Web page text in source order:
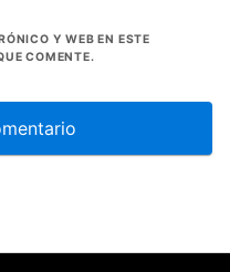
Y WEB EN ESTE
COMENTE.